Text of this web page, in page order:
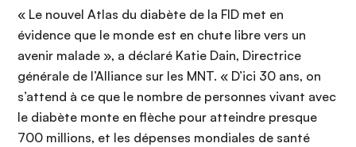
« Le nouvel Atlas du diabète de la FID met en
évidence que le monde est en chute libre vers un
avenir malade », a déclaré Katie Dain, Directrice
générale de l’Alliance sur les MNT. « D’ici 30 ans, on
s’attend à ce que le nombre de personnes vivant avec
le diabète monte en flèche pour atteindre presque
700 millions, et les dépenses mondiales de santé